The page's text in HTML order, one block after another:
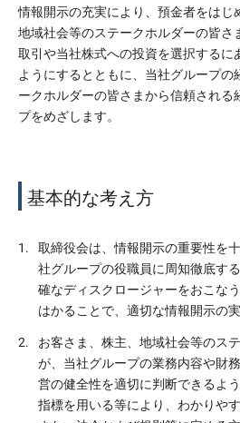
情報開示の充実により、預金者をはじ
地域社会等のステークホルダーの皆さ
取引や当社株式への投資を選択するに
ようにするとともに、当社グループの
ークホルダーの皆さまから信頼される
プをめざします。
基本的な考え方
1.
取締役会は、情報開示の重要性を
社グループの役職員に周知徹底す
確なディスクロージャーをおこな
はかることで、適切な情報開示の
2.
お客さま、株主、地域社会等のス
が、当社グループの業務内容や財
営の健全性を適切に判断できるよ
指標を用いる等により、わかりや